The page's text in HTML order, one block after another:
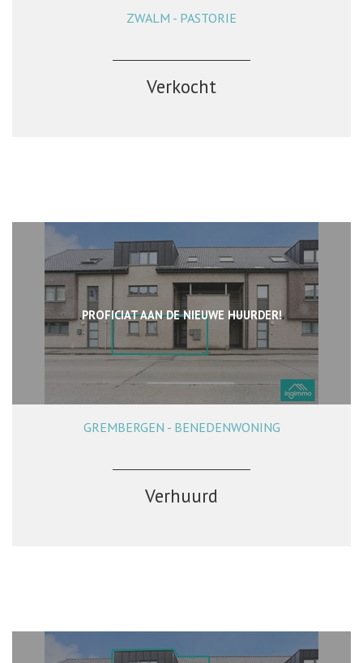
4 1 Ja
ZWALM - PASTORIE
Verkocht
PROFICIAT AAN DE NIEUWE HUURDER!
GREMBERGEN - BENEDENWONING
Verhuurd